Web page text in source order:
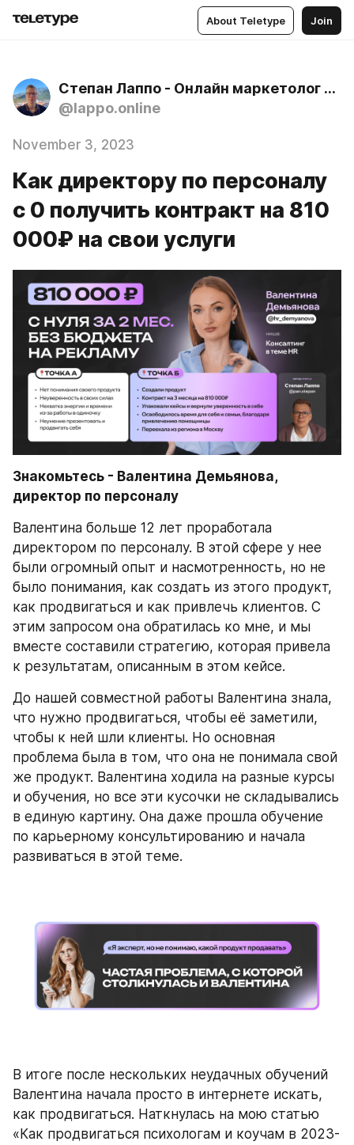
About Teletype Join
Степан Лаппо - Онлайн маркетолог об онлайн школах и заработке через блог
@lappo.online
November 3, 2023
Как директору по персоналу
с 0 получить контракт на 810
000₽ на свои услуги
Знакомьтесь - Валентина Демьянова,
директор по персоналу
Валентина больше 12 лет проработала
директором по персоналу. В этой сфере у нее
были огромный опыт и насмотренность, но не
было понимания, как создать из этого продукт,
как продвигаться и как привлечь клиентов. С
этим запросом она обратилась ко мне, и мы
вместе составили стратегию, которая привела
к результатам, описанным в этом кейсе.
До нашей совместной работы Валентина знала,
что нужно продвигаться, чтобы её заметили,
чтобы к ней шли клиенты. Но основная
проблема была в том, что она не понимала свой
же продукт. Валентина ходила на разные курсы
и обучения, но все эти кусочки не складывались
в единую картину. Она даже прошла обучение
по карьерному консультированию и начала
развиваться в этой теме.
В итоге после нескольких неудачных обучений
Валентина начала просто в интернете искать,
как продвигаться. Наткнулась на мою статью
«Как продвигаться психологам и коучам в 2023-